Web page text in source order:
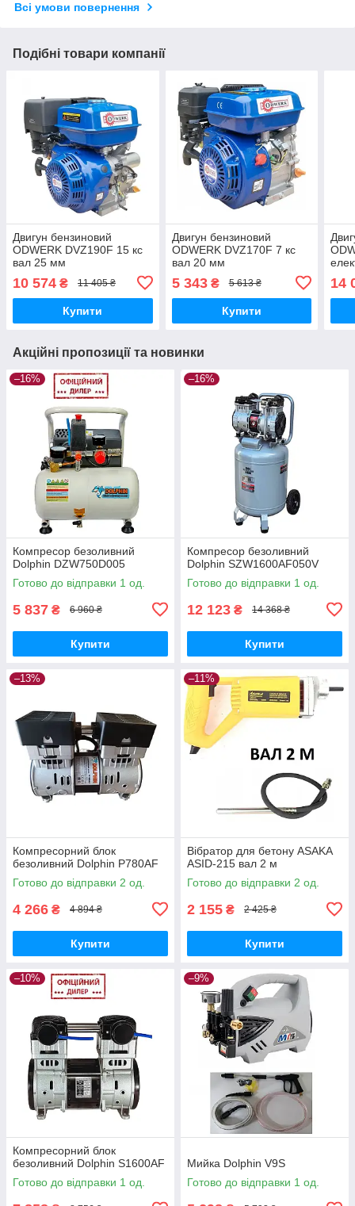
Всі умови повернення
Подібні товари компанії
Двигун бензиновий
ODWERK DVZ190F 15 кс
вал 25 мм
10 574 ₴ 11 405 ₴
Купити
Двигун бензиновий
ODWERK DVZ170F 7 кс
вал 20 мм
5 343₴ 5 613 ₴
Купити
14
Акційні пропозиції та новинки
–16%
Компресор безоливний
Dolphin DZW750D005
Готово до відправки 1 од.
5 837 ₴ 6 960 ₴
Купити
–16%
Компресор безоливний
Dolphin SZW1600AF050V
Готово до відправки 1 од.
12 123 ₴ 14 368 ₴
Купити
–13%
Компресорний блок
безоливний Dolphin P780AF
Готово до відправки 2 од.
4 266 ₴ 4 894 ₴
Купити
–11%
Вібратор для бетону ASAKA
ASID-215 вал 2 м
Готово до відправки 2 од.
2 155 ₴ 2 425 ₴
Купити
–10%
Компресорний блок
безоливний Dolphin S1600AF
Готово до відправки 1 од.
–9%
Мийка Dolphin V9S
Готово до відправки 1 од.